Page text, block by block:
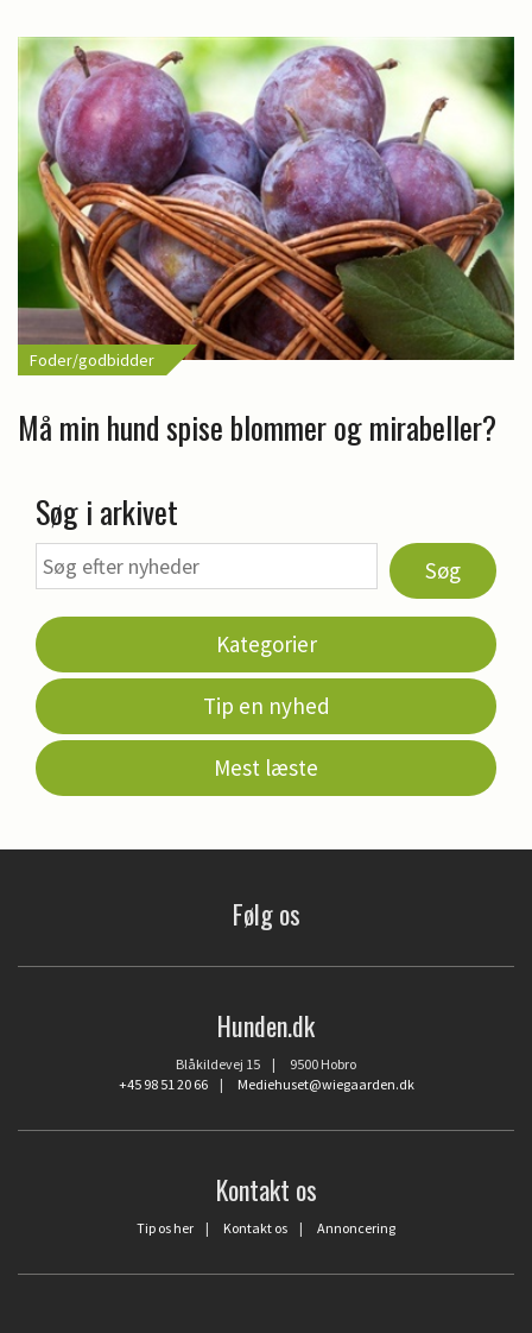
Foder/godbidder
Må min hund spise blommer og mirabeller?
Søg i arkivet
Søg
Kategorier
Tip en nyhed
Mest læste
Følg os
Hunden.dk
Blåkildevej 15 | 9500 Hobro
+45 98 51 20 66| Mediehuset@wiegaarden.dk
Kontakt os
Tip os her | Kontakt os | Annoncering